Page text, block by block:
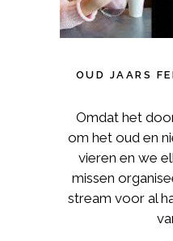
OUD JAARS
Omdat het
om het oud en
vieren en we
missen
stream voor al